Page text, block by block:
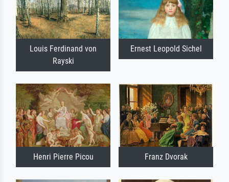
Louis Ferdinand von
Rayski
Ernest Leopold Sichel
Henri Pierre Picou Franz Dvorak